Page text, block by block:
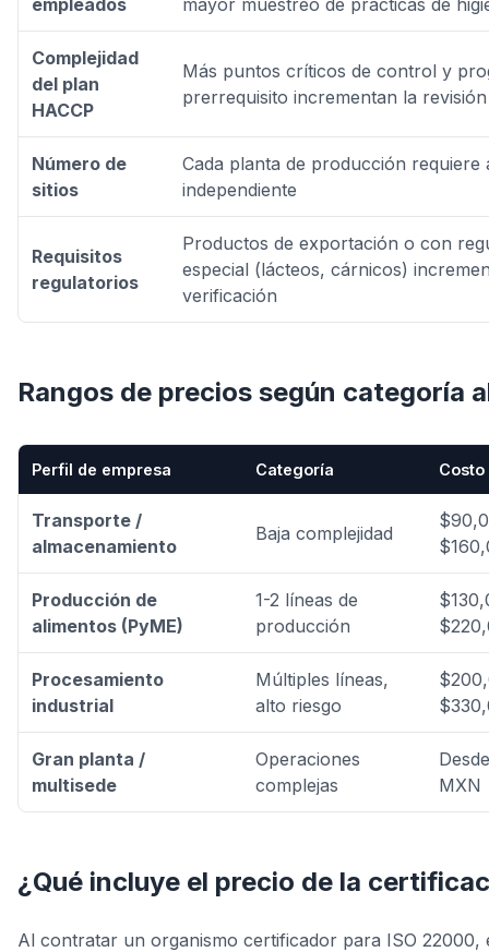
empleados mayor muestreo de prácticas de
Complejidad
del plan
HACCP
Más puntos críticos de control y
prerrequisito incrementan la revisión
Número de
sitios
Cada planta de producción requiere
independiente
Requisitos
regulatorios
Productos de exportación o con
especial (lácteos, cárnicos)
verificación
Rangos de precios según categoría
Perfil de empresa Categoría
Transporte /
almacenamiento
Baja complejidad
Producción de
alimentos (PyME)
1-2 líneas de
producción
Procesamiento
industrial
Múltiples líneas,
alto riesgo
Gran planta /
multisede
Operaciones
complejas
MXN
¿Qué incluye el precio de la
Al contratar un organismo certificador para ISO 22000,